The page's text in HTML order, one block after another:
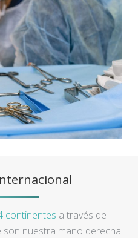
continentes a través de
nuestra mano derecha